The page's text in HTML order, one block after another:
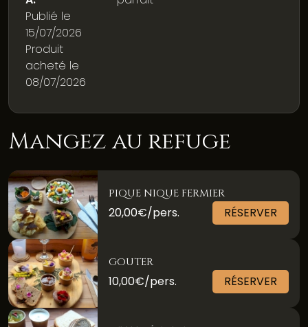
Publié le
15/07/2026
Produit
acheté le
08/07/2026
Mangez au refuge
PIQUE NIQUE FERMIER
20,00€/pers. RÉSERVER
GOUTER
10,00€/pers. RÉSERVER